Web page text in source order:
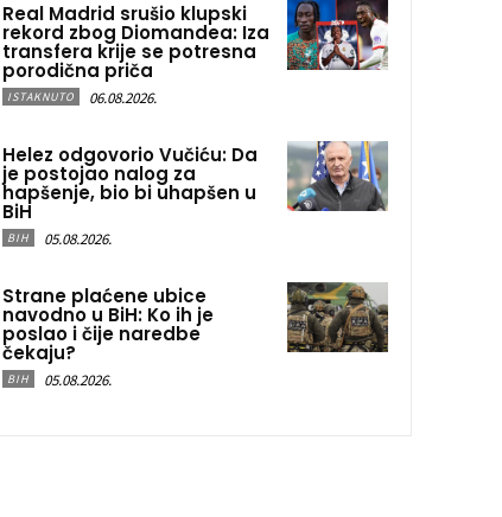
Real Madrid srušio klupski
rekord zbog Diomandea: Iza
transfera krije se potresna
porodična priča
ISTAKNUTO 06.08.2026.
Helez odgovorio Vučiću: Da
je postojao nalog za
hapšenje, bio bi uhapšen u
BiH
BIH 05.08.2026.
Strane plaćene ubice
navodno u BiH: Ko ih je
poslao i čije naredbe
čekaju?
BIH 05.08.2026.